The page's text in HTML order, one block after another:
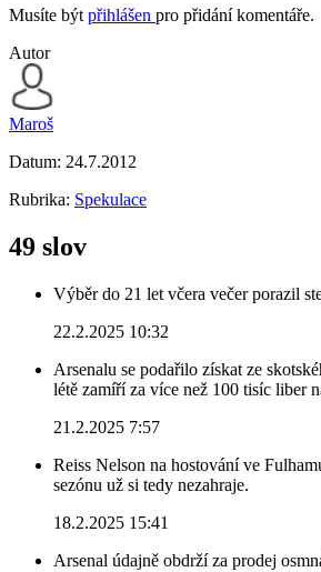
Musíte být přihlášen pro přidání komentáře.
Autor
Maroš
Datum: 24.7.2012
Rubrika: Spekulace
49 slov
Výběr do 21 let včera večer porazil
22.2.2025 10:32
Arsenalu se podařilo získat ze
létě zamíří za více než 100 tisíc liber
21.2.2025 7:57
Reiss Nelson na hostování ve
sezónu už si tedy nezahraje.
18.2.2025 15:41
Arsenal údajně obdrží za prodej